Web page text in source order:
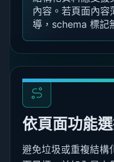
內容。若頁面內容
導，schema 標記
依頁面功能
避免垃圾或重複結構